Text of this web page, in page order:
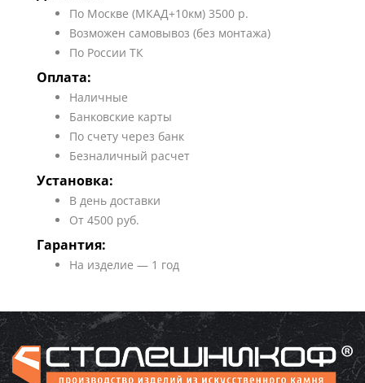
По Москве (МКАД+10км) 3500 р.
Возможен самовывоз (без монтажа)
По России ТК
Оплата:
Наличные
Банковские карты
По счету через банк
Безналичный расчет
Установка:
В день доставки
От 4500 руб.
Гарантия:
На изделие — 1 год